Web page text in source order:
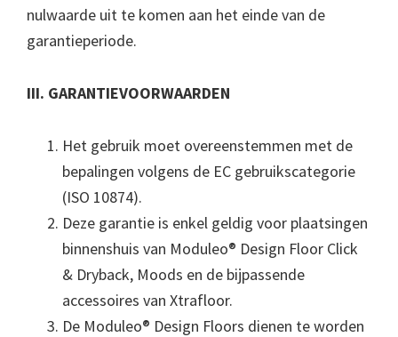
nulwaarde uit te komen aan het einde van de
garantieperiode.
III. GARANTIEVOORWAARDEN
Het gebruik moet overeenstemmen met de
bepalingen volgens de EC gebruikscategorie
(ISO 10874).
Deze garantie is enkel geldig voor plaatsingen
binnenshuis van Moduleo® Design Floor Click
& Dryback, Moods en de bijpassende
accessoires van Xtrafloor.
De Moduleo® Design Floors dienen te worden